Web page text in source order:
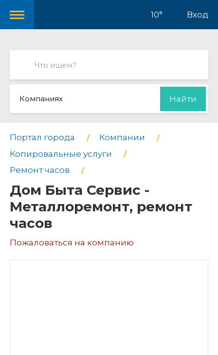
10° Вход
Компаниях Найти
Портал города
Компании
Копировальные услуги
Ремонт часов
Дом Быта Сервис -
Металлоремонт, ремонт
часов
Пожаловаться на компанию